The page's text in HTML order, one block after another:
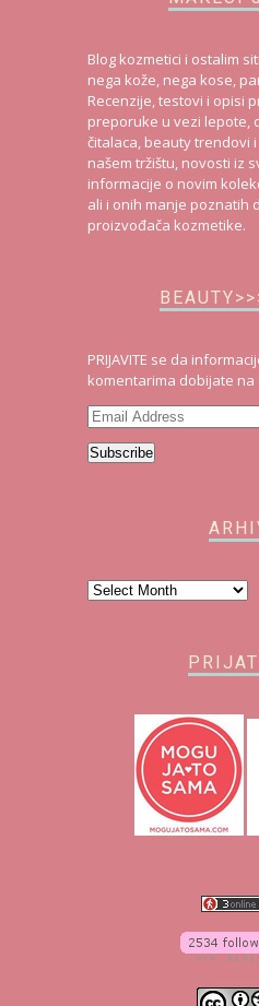
Blog kozmetici i ostalim
nega kože, nega kose,
Recenzije, testovi i opisi
preporuke u vezi lepote,
čitalaca, beauty trendovi
našem tržištu, novosti iz
informacije o novim
ali i onih manje poznatih
proizvođača kozmetike.
PRIJAVITE se da
komentarima dobijate na
Email
Address
Subscribe
Arhiva